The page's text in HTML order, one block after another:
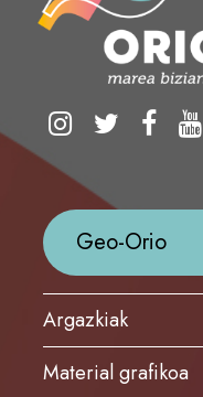
Geo-Orio
Argazkiak
Material grafikoa